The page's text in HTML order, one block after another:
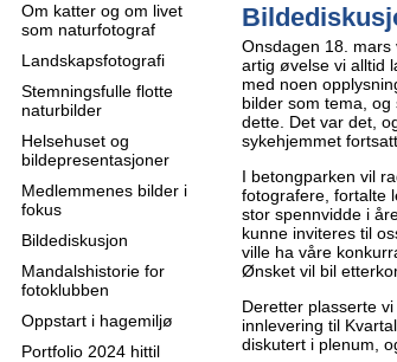
Om katter og om livet
som naturfotograf
Landskapsfotografi
Stemningsfulle flotte
naturbilder
Helsehuset og
bildepresentasjoner
Medlemmenes bilder i
fokus
Bildediskusjon
Mandalshistorie for
fotoklubben
Oppstart i hagemiljø
Portfolio 2024 hittil
Onsdagen 18. mars
artig øvelse vi alltid
med noen
bilder som tema,
dette. Det var det,
sykehjemmet
I betongparken vil
fotografere, fortalte
stor spennvidde i
kunne inviteres til
ville ha våre
Ønsket vil bil
Deretter plasserte
innlevering til
diskutert i plenum,